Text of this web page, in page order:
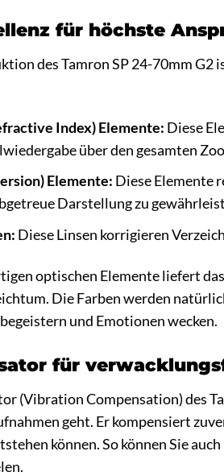
für höchste
des Tamron SP 24-70mm G2
Index) Elemente: Diese
über den gesamten
Elemente: Diese Elemente
Darstellung zu
Diese Linsen korrigieren
optischen Elemente liefert
Die Farben werden
und Emotionen wecken.
für
(Vibration Compensation) des
geht. Er kompensiert
können. So können Sie